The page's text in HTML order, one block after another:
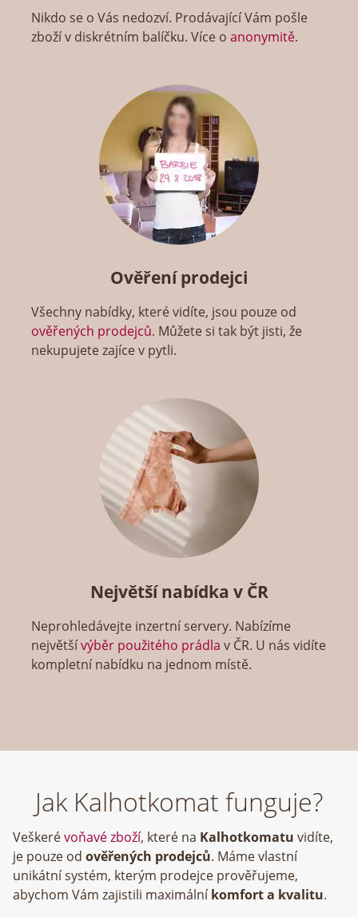
Nikdo se o Vás nedozví. Prodávající Vám pošle
zboží v diskrétním balíčku. Více oanonymitě.
Ověření prodejci
Všechny nabídky, které vidíte, jsou pouze od
ověřených prodejců. Můžete si tak být jisti, že
nekupujete zajíce v pytli.
Největší nabídka v ČR
Neprohledávejte inzertní servery. Nabízíme
největšívýběr použitého prádla v ČR. U nás vidíte
kompletní nabídku na jednom místě.
Jak Kalhotkomat funguje?
Veškerévoňavé zboží, které na Kalhotkomatu vidíte,
je pouze od ověřených prodejců. Máme vlastní
unikátní systém, kterým prodejce prověřujeme,
abychom Vám zajistili maximálníkomfort a kvalitu.